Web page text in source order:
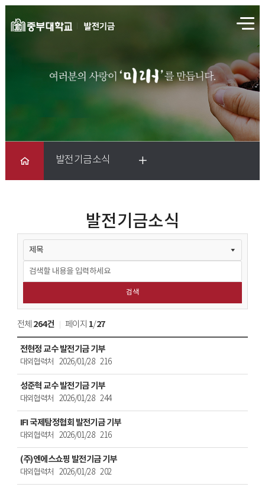
전
뉴
발전기금소식
발전기금소식
발전기금소식
기부소식
검색
검색
전체 264건 페이지 1/27
발전기금소식
>
목록
전현정 교수 발전기금 기부
대외협력처 2026/01/28 216
성준혁 교수 발전기금 기부
대외협력처 2026/01/28 244
IFI 국제탐정협회 발전기금 기부
대외협력처 2026/01/28 216
(주)엔에스쇼핑 발전기금 기부
대외협력처 2026/01/28 202